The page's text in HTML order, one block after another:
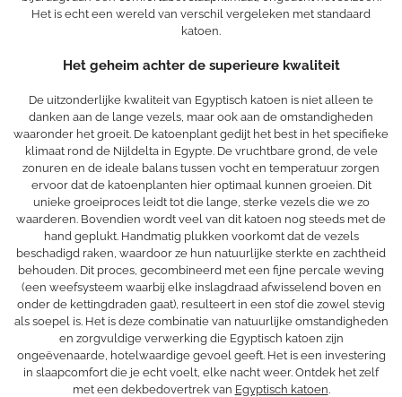
Het is echt een wereld van verschil vergeleken met standaard
katoen.
Het geheim achter de superieure kwaliteit
De uitzonderlijke kwaliteit van Egyptisch katoen is niet alleen te
danken aan de lange vezels, maar ook aan de omstandigheden
waaronder het groeit. De katoenplant gedijt het best in het specifieke
klimaat rond de Nijldelta in Egypte. De vruchtbare grond, de vele
zonuren en de ideale balans tussen vocht en temperatuur zorgen
ervoor dat de katoenplanten hier optimaal kunnen groeien. Dit
unieke groeiproces leidt tot die lange, sterke vezels die we zo
waarderen. Bovendien wordt veel van dit katoen nog steeds met de
hand geplukt. Handmatig plukken voorkomt dat de vezels
beschadigd raken, waardoor ze hun natuurlijke sterkte en zachtheid
behouden. Dit proces, gecombineerd met een fijne percale weving
(een weefsysteem waarbij elke inslagdraad afwisselend boven en
onder de kettingdraden gaat), resulteert in een stof die zowel stevig
als soepel is. Het is deze combinatie van natuurlijke omstandigheden
en zorgvuldige verwerking die Egyptisch katoen zijn
ongeëvenaarde, hotelwaardige gevoel geeft. Het is een investering
in slaapcomfort die je echt voelt, elke nacht weer. Ontdek het zelf
met een dekbedovertrek van Egyptisch katoen.